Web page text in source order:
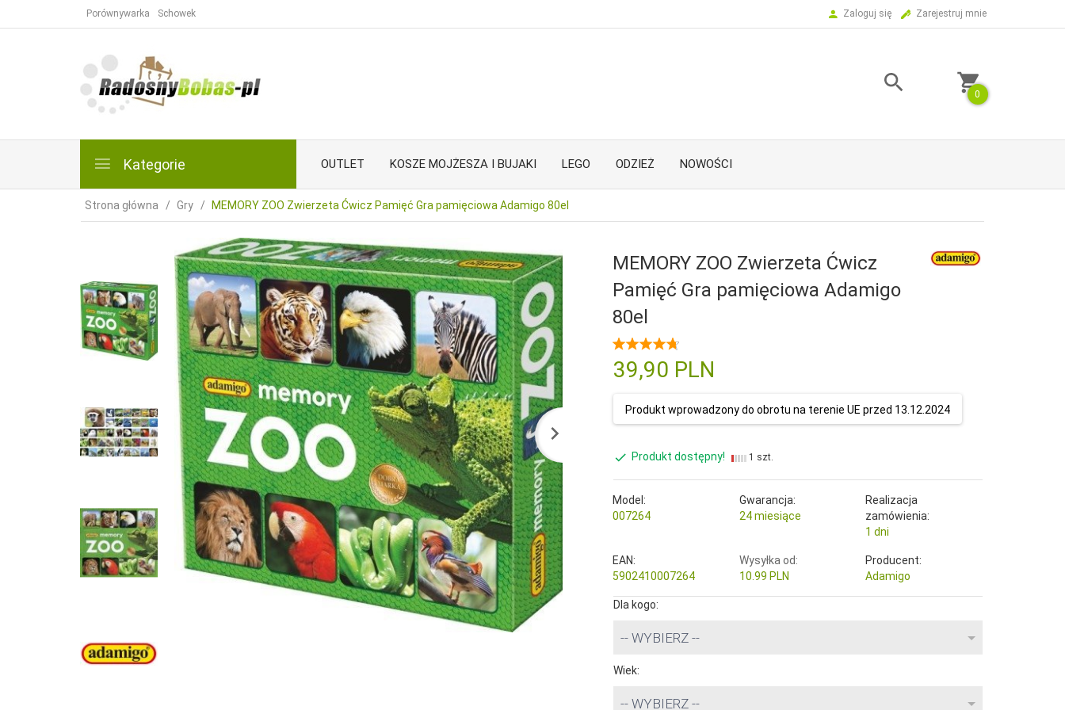
Porównywarka Schowek Zaloguj się Zarejestruj mnie
0
Kategorie OUTLET KOSZE MOJŻESZA I BUJAKI LEGO ODZIEŻ NOWOŚCI
Strona główna Gry MEMORY ZOO Zwierzeta Ćwicz Pamięć Gra pamięciowa Adamigo 80el
MEMORY ZOO Zwierzeta Ćwicz
Pamięć Gra pamięciowa Adamigo
80el
39,90 PLN
Produkt wprowadzony do obrotu na terenie UE przed 13.12.2024
Produkt dostępny! 1 szt.
Model:
007264
Gwarancja:
24 miesiące
Realizacja
zamówienia:
1 dni
EAN:
5902410007264
Wysyłka od:
10.99 PLN
Producent:
Adamigo
Dla kogo:
-- WYBIERZ --
Wiek:
-- WYBIERZ --